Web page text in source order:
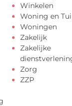
Winkelen
Woning en
Woningen
Zakelijk
Zakelijke
Zorg
ZZP